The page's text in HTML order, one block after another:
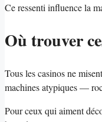
Ce ressenti influence la
Où trouver
Tous les casinos ne
machines atypiques —
Pour ceux qui aiment